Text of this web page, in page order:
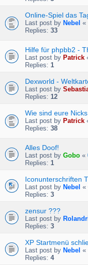
Online-Spiel das
Last post by Nebel «
Replies: 33
Hilfe für phpbb2 -
Last post by Patrick
Replies: 1
Dexworld -
Last post by
Replies: 12
Wie sind eure
Last post by Patrick
Replies: 38
Alles Doof!
Last post by Gobo «
Replies: 1
Iconunterschriften
Last post by Nebel «
Replies: 3
zensur ???
Last post by
Replies: 3
XP Startmenü
Last post by Nebel «
Replies: 4